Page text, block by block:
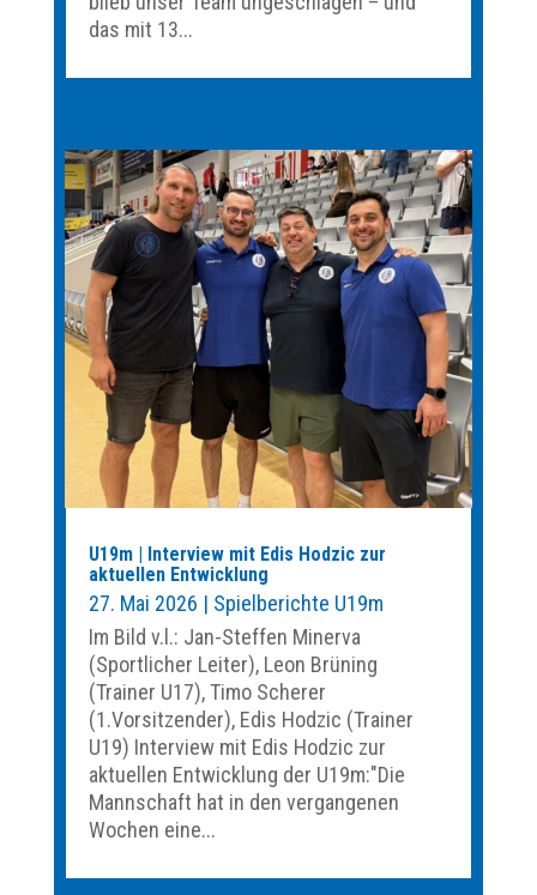
das mit 13...
U19m | Interview mit Edis Hodzic zur
aktuellen Entwicklung
27. Mai 2026 | Spielberichte U19m
Im Bild v.l.: Jan-Steffen Minerva
(Sportlicher Leiter), Leon Brüning
(Trainer U17), Timo Scherer
(1.Vorsitzender), Edis Hodzic (Trainer
U19) Interview mit Edis Hodzic zur
aktuellen Entwicklung der U19m:"Die
Mannschaft hat in den vergangenen
Wochen eine...